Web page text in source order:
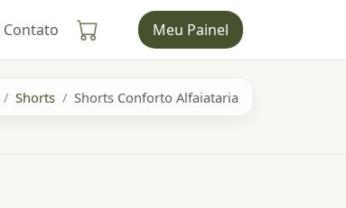
Contato Meu Painel
Shorts Shorts Conforto Alfaiataria